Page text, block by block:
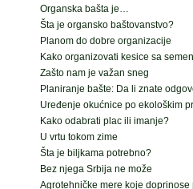
Organska bašta je…
Šta je organsko baštovanstvo?
Planom do dobre organizacije
Kako organizovati kesice sa
Zašto nam je važan sneg
Planiranje bašte: Da li znate
Uređenje okućnice po ekološkim
Kako odabrati plac ili imanje?
U vrtu tokom zime
Šta je biljkama potrebno?
Bez njega Srbija ne može
Agrotehničke mere koje